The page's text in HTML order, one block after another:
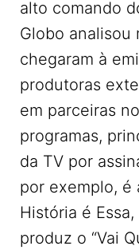
alto comando
Globo analisou
chegaram à
produtoras
em parceiras
programas,
da TV por
por exemplo, é
História é Essa,
produz o “Vai